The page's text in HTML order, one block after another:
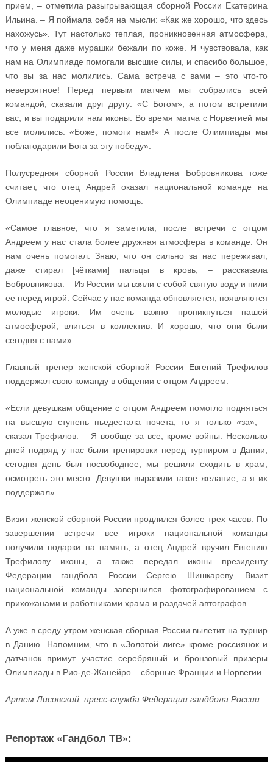
прием, – отметила разыгрывающая сборной России Екатерина
Ильина. – Я поймала себя на мысли: «Как же хорошо, что здесь
нахожусь». Тут настолько теплая, проникновенная атмосфера,
что у меня даже мурашки бежали по коже. Я чувствовала, как
нам на Олимпиаде помогали высшие силы, и спасибо большое,
что вы за нас молились. Сама встреча с вами – это что-то
невероятное! Перед первым матчем мы собрались всей
командой, сказали друг другу: «С Богом», а потом встретили
вас, и вы подарили нам иконы. Во время матча с Норвегией мы
все молились: «Боже, помоги нам!» А после Олимпиады мы
поблагодарили Бога за эту победу».
Полусредняя сборной России Владлена Бобровникова тоже
считает, что отец Андрей оказал национальной команде на
Олимпиаде неоценимую помощь.
«Самое главное, что я заметила, после встречи с отцом
Андреем у нас стала более дружная атмосфера в команде. Он
нам очень помогал. Знаю, что он сильно за нас переживал,
даже стирал [чётками] пальцы в кровь, – рассказала
Бобровникова. – Из России мы взяли с собой святую воду и пили
ее перед игрой. Сейчас у нас команда обновляется, появляются
молодые игроки. Им очень важно проникнуться нашей
атмосферой, влиться в коллектив. И хорошо, что они были
сегодня с нами».
Главный тренер женской сборной России Евгений Трефилов
поддержал свою команду в общении с отцом Андреем.
«Если девушкам общение с отцом Андреем помогло подняться
на высшую ступень пьедестала почета, то я только «за», –
сказал Трефилов. – Я вообще за все, кроме войны. Несколько
дней подряд у нас были тренировки перед турниром в Дании,
сегодня день был посвободнее, мы решили сходить в храм,
осмотреть это место. Девушки выразили такое желание, а я их
поддержал».
Визит женской сборной России продлился более трех часов. По
завершении встречи все игроки национальной команды
получили подарки на память, а отец Андрей вручил Евгению
Трефилову иконы, а также передал иконы президенту
Федерации гандбола России Сергею Шишкареву. Визит
национальной команды завершился фотографированием с
прихожанами и работниками храма и раздачей автографов.
А уже в среду утром женская сборная России вылетит на турнир
в Данию. Напомним, что в «Золотой лиге» кроме россиянок и
датчанок примут участие серебряный и бронзовый призеры
Олимпиады в Рио-де-Жанейро – сборные Франции и Норвегии.
Артем Лисовский, пресс-служба Федерации гандбола России
Репортаж «Гандбол ТВ»: